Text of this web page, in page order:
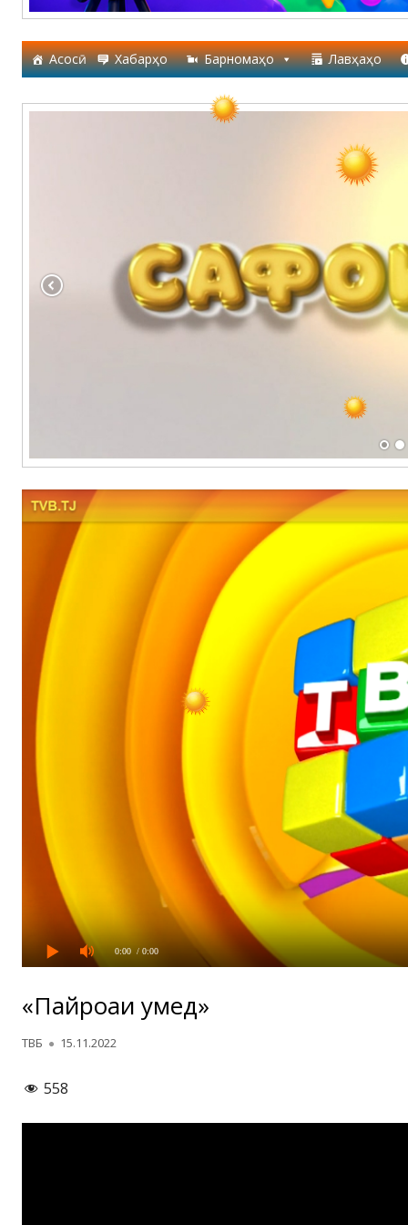
Асосӣ Хабарҳо Барномаҳо Лавҳаҳо
0:00 / 0:00
«Пайроҳаи умед»
Автор
ТВБ Опубликовано
15.11.2022
558